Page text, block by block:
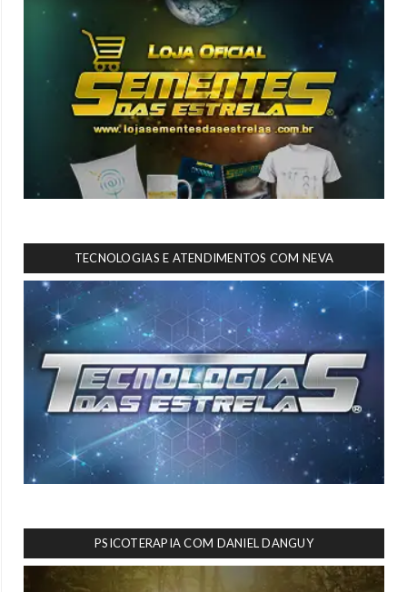
TECNOLOGIAS E ATENDIMENTOS COM NEVA
PSICOTERAPIA COM DANIEL DANGUY